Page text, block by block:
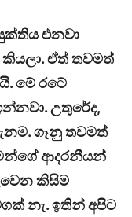
එනවා
ඒත් තවමත්
මේ රටේ
උතුරේද,
ගෑනු තවමත්
ආදරනීයන්
කිසිම
නැ. ඉතින් අපිට